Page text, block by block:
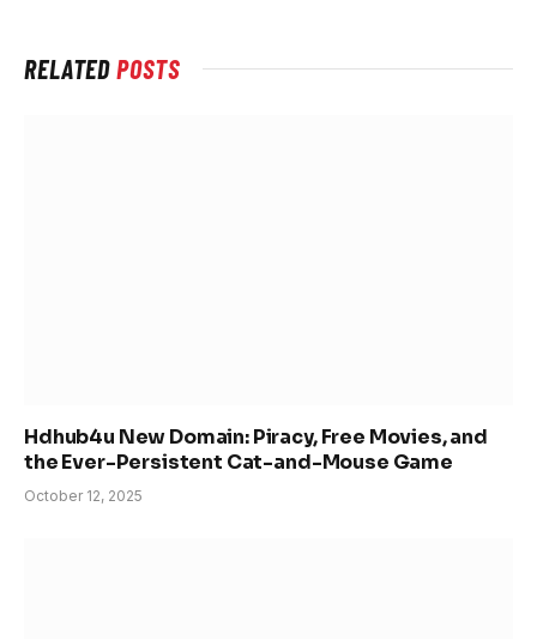
RELATEDPOSTS
Hdhub4u New Domain: Piracy, Free Movies, and
the Ever-Persistent Cat-and-Mouse Game
October 12, 2025